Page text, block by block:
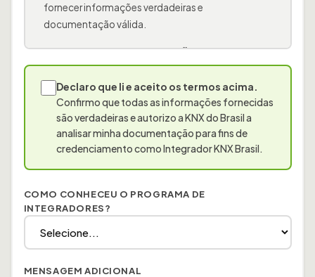
fornecer informações verdadeiras e
documentação válida.
2. Requisitos de Certificação
profissional com certificação KNX válida e ter
concluído o curso de integradores oferecido pela
plataforma cursos.knxbrasil.com.br,
apresentando o respectivo certificado de
conclusão.
A KNX do Brasil se reserva o direito de analisar toda
a documentação apresentada e solicitar
informações complementares antes da
aprovação do cadastro. O prazo de análise é de
até 15 dias úteis após o recebimento completo da
Declaro que li e aceito os termos acima.
Confirmo que todas as informações fornecidas
são verdadeiras e autorizo a KNX do Brasil a
analisar minha documentação para fins de
credenciamento como Integrador KNX Brasil.
COMO CONHECEU O PROGRAMA DE
INTEGRADORES?
MENSAGEM ADICIONAL